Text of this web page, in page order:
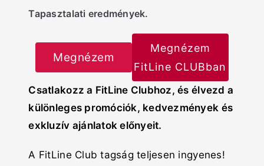
Tapasztalati eredmények.
Megnézem
Megnézem
FitLine CLUBban
Csatlakozz a FitLine Clubhoz, és élvezd a
különleges promóciók, kedvezmények és
exkluzív ajánlatok előnyeit.
A FitLine Club tagság teljesen ingyenes!